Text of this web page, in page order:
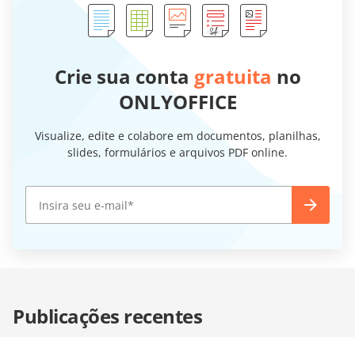
Crie sua conta gratuita no
ONLYOFFICE
Visualize, edite e colabore em documentos, planilhas,
slides, formulários e arquivos PDF online.
Publicações recentes